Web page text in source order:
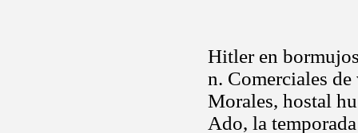
Hitler en
n. Comerciales de
Morales, hostal
Ado, la